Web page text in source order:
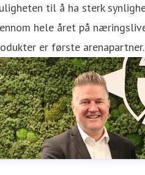
til å ha sterk
hele året på
er første arenapartner.